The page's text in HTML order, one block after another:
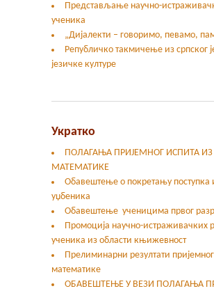
Представљање научно-
ученика
„Дијалекти – говоримо, певамо,
Републичко такмичење из српског
језичке културе
Укратко
ПОЛАГАЊА ПРИЈЕМНОГ ИСПИТА ИЗ
МАТЕМАТИКЕ
Обавештење о покретању поступка
уџбеника
Обавештење ученицима првог
Промоција научно-истраживачких
ученика из области књижевност
Прелиминарни резултати
математике
ОБАВЕШТЕЊЕ У ВЕЗИ ПОЛАГАЊА